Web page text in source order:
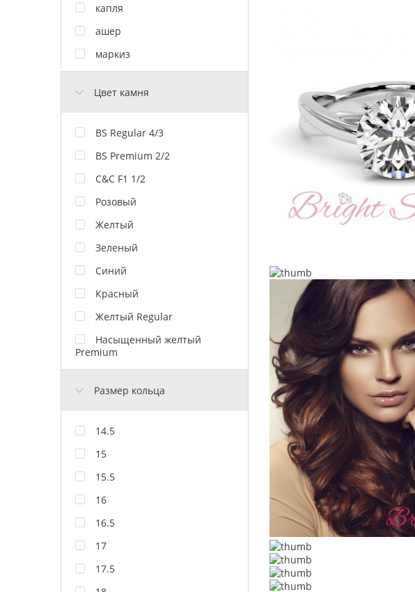
капля
ашер
маркиз
Цвет камня
BS Regular 4/3
BS Premium 2/2
C&C F1 1/2
Розовый
Желтый
Зеленый
Синий
Красный
Желтый Regular
Насыщенный желтый
Premium
Размер кольца
14.5
15
15.5
16
16.5
17
17.5